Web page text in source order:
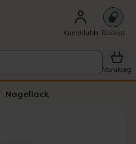
Kundklubb Recept
Varukorg
Nagellack